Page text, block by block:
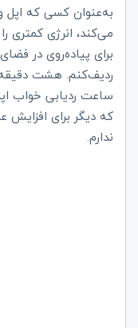
به‌عنوان کسی که اپل
می‌کند، انرژی کمتری
برای پیاده‌روی در
ردیف‌کنم. هشت
ساعت ردیابی خواب
که دیگر برای افزایش
ندارم.